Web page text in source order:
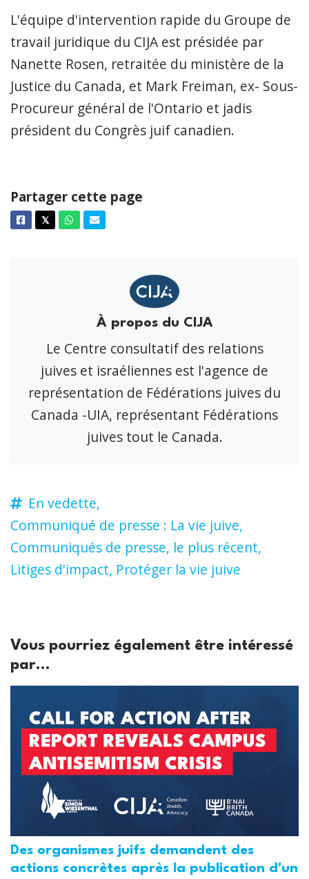
L'équipe d'intervention rapide du Groupe de
travail juridique du CIJA est présidée par
Nanette Rosen, retraitée du ministère de la
Justice du Canada, et Mark Freiman, ex- Sous-
Procureur général de l'Ontario et jadis
président du Congrès juif canadien.
Partager cette page
Facebook
𝕏TwitterWhatsappCourriel
À propos du CIJA
Le Centre consultatif des relations
juives et israéliennes est l'agence de
représentation de Fédérations juives du
Canada -UIA, représentant Fédérations
juives tout le Canada.
En vedette,
Communiqué de presse : La vie juive,
Communiqués de presse, le plus récent,
Litiges d'impact, Protéger la vie juive
Vous pourriez également être intéressé
par...
Des organismes juifs demandent des
actions concrètes après la publication d'un